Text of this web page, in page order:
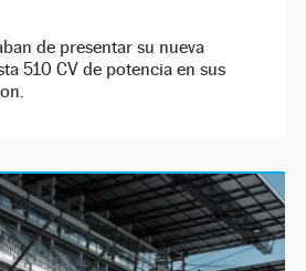
de presentar su nueva
510 CV de potencia en sus